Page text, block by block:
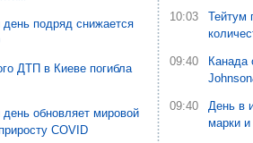
день подряд снижается
ДТП в Киеве погибла
обновляет мировой
COVID
10:03
Тейтум
09:40
Канада
09:40
День в
марки и